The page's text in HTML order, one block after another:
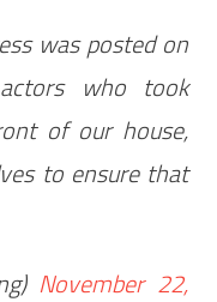
was posted on
who took
of our house,
to ensure that
November 22,